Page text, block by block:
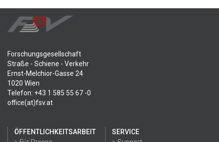
Forschungsgesellschaft
Straße - Schiene - Verkehr
Ernst-Melchior-Gasse 24
1020 Wien
Telefon: +43 1 585 55 67 -0
office(at)fsv.at
ÖFFENTLICHKEITSARBEIT
SERVICE